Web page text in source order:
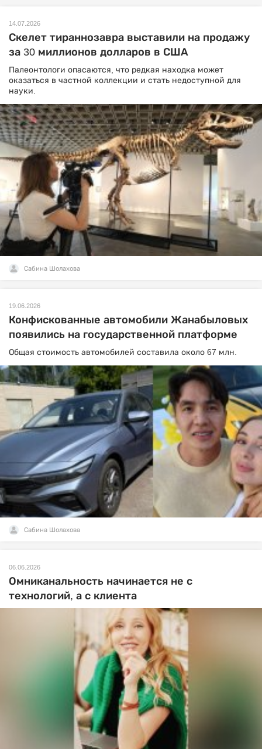
14.07.2026
Скелет тираннозавра выставили на продажу
за 30 миллионов долларов в США
Палеонтологи опасаются, что редкая находка может
оказаться в частной коллекции и стать недоступной для
науки.
Сабина Шолахова
19.06.2026
Конфискованные автомобили Жанабыловых
появились на государственной платформе
Общая стоимость автомобилей составила около 67 млн.
Сабина Шолахова
06.06.2026
Омниканальность начинается не с
технологий, а с клиента